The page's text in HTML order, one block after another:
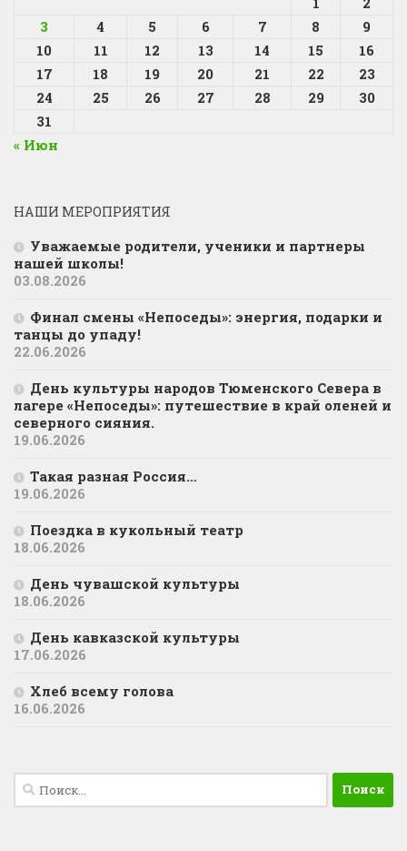
3
4 5 6 7 8
9
10
11 12 13 14 15
16
17
18 19 20 21 22
23
24
25 26 27 28 29
30
31
« Июн
НАШИ МЕРОПРИЯТИЯ
Уважаемые родители, ученики и партнеры
нашей школы!
03.08.2026
Финал смены «Непоседы»: энергия, подарки и
танцы до упаду!
22.06.2026
День культуры народов Тюменского Севера в
лагере «Непоседы»: путешествие в край оленей и
северного сияния.
19.06.2026
Такая разная Россия…
19.06.2026
Поездка в кукольный театр
18.06.2026
День чувашской культуры
18.06.2026
День кавказской культуры
17.06.2026
Хлеб всему голова
16.06.2026
Найти: